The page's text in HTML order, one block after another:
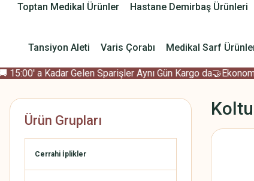
Toptan Medikal Ürünler Hastane Demirbaş Ürünleri
Tansiyon Aleti Varis Çorabı Medikal Sarf
a Kadar Gelen Sparişler Aynı Gün Kargo da
Ürün Grupları
Cerrahi İplikler